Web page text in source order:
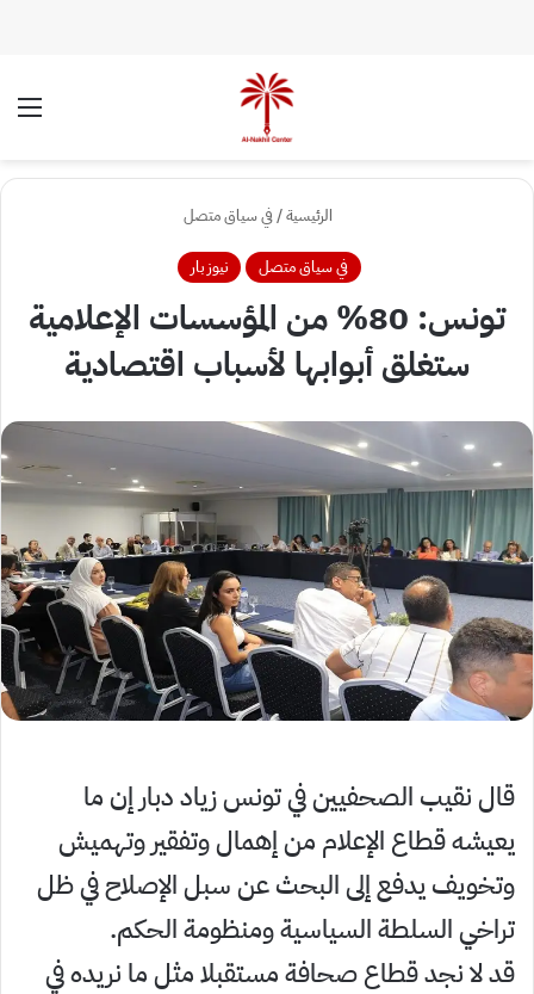
الرئيسية/في سياق متصل
في سياق متصل نيوز بار
تونس: 80% من المؤسسات الإعلامية
ستغلق أبوابها لأسباب اقتصادية
قال نقيب الصحفيين في تونس زياد دبار إن ما
يعيشه قطاع الإعلام من إهمال وتفقير وتهميش
وتخويف يدفع إلى البحث عن سبل الإصلاح في ظل
تراخي السلطة السياسية ومنظومة الحكم.
قد لا نجد قطاع صحافة مستقبلا مثل ما نريده في